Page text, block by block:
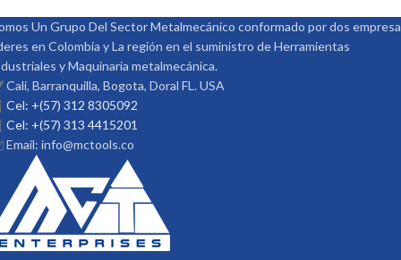
Un Grupo Del Sector Metalmecánico conformado por dos
en Colombia y La región en el suministro de Herramientas
y Maquinaria metalmecánica.
Cali, Barranquilla, Bogota, Doral FL. USA
Cel: +(57) 312 8305092
Cel: +(57) 313 4415201
Email: info@mctools.co